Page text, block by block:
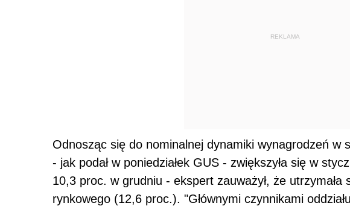
REKLAMA
Odnosząc się do nominalnej dynamiki wynagrodzeń w
- jak podał w poniedziałek GUS - zwiększyła się w
10,3 proc. w grudniu - ekspert zauważył, że utrzymała
rynkowego (12,6 proc.). "Głównymi czynnikami